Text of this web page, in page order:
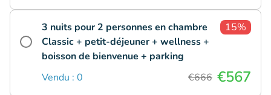
3 nuits pour 2 personnes en chambre
Classic + petit-déjeuner + wellness +
boisson de bienvenue + parking
15%
Vendu : 0 €666 €567